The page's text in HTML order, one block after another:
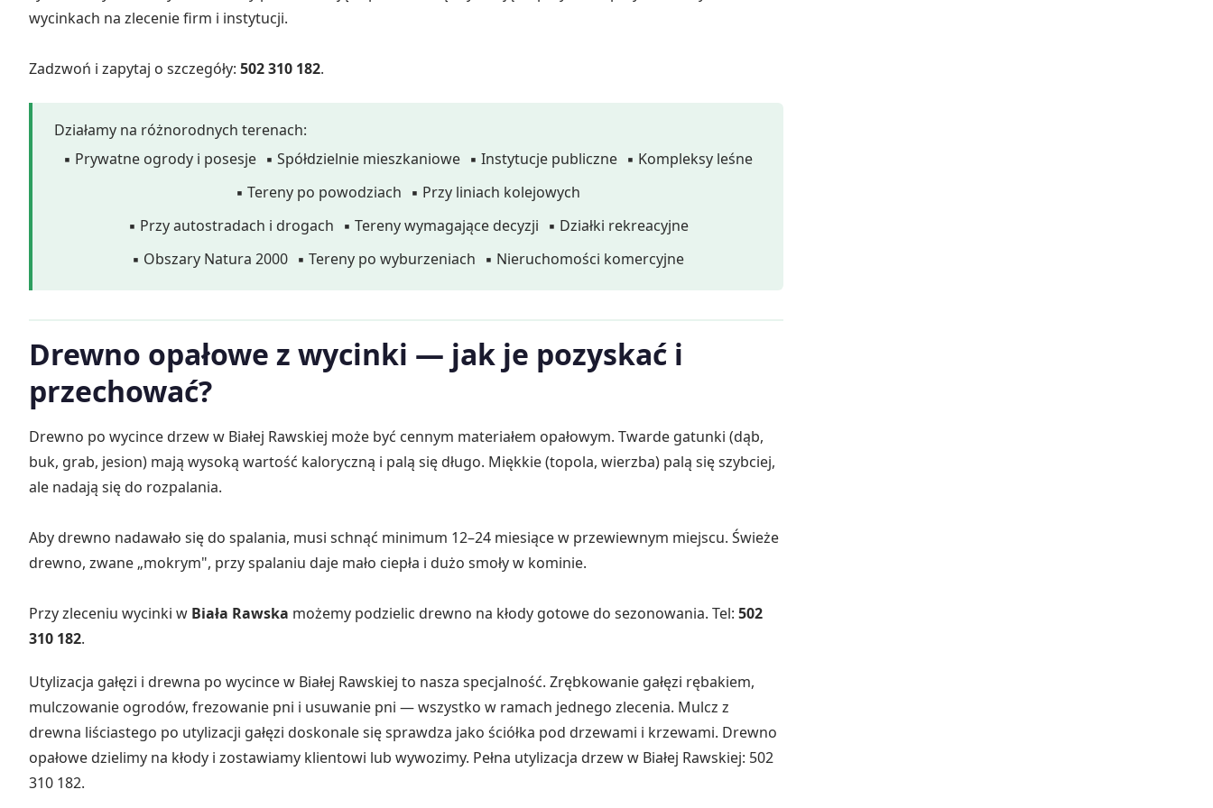
wycinkach na zlecenie firm i instytucji.
Zadzwoń i zapytaj o szczegóły: 502 310 182.
Działamy na różnorodnych terenach:
▪ Prywatne ogrody i posesje ▪ Spółdzielnie mieszkaniowe ▪ Instytucje publiczne ▪ Kompleksy leśne
▪ Tereny po powodziach ▪ Przy liniach kolejowych
▪ Przy autostradach i drogach ▪ Tereny wymagające decyzji ▪ Działki rekreacyjne
▪ Obszary Natura 2000 ▪ Tereny po wyburzeniach ▪ Nieruchomości komercyjne
Drewno opałowe z wycinki — jak je pozyskać i
przechować?
Drewno po wycince drzew w Białej Rawskiej może być cennym materiałem opałowym. Twarde gatunki (dąb,
buk, grab, jesion) mają wysoką wartość kaloryczną i palą się długo. Miękkie (topola, wierzba) palą się szybciej,
ale nadają się do rozpalania.
Aby drewno nadawało się do spalania, musi schnąć minimum 12–24 miesiące w przewiewnym miejscu. Świeże
drewno, zwane „mokrym", przy spalaniu daje mało ciepła i dużo smoły w kominie.
Przy zleceniu wycinki w Biała Rawska możemy podzielic drewno na kłody gotowe do sezonowania. Tel: 502
310 182.
Utylizacja gałęzi i drewna po wycince w Białej Rawskiej to nasza specjalność. Zrębkowanie gałęzi rębakiem,
mulczowanie ogrodów, frezowanie pni i usuwanie pni — wszystko w ramach jednego zlecenia. Mulcz z
drewna liściastego po utylizacji gałęzi doskonale się sprawdza jako ściółka pod drzewami i krzewami. Drewno
opałowe dzielimy na kłody i zostawiamy klientowi lub wywozimy. Pełna utylizacja drzew w Białej Rawskiej: 502
310 182.